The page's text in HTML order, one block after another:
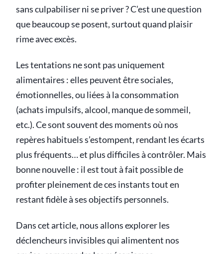
sans culpabiliser ni se priver ? C’est une question
que beaucoup se posent, surtout quand plaisir
rime avec excès.
Les tentations ne sont pas uniquement
alimentaires : elles peuvent être sociales,
émotionnelles, ou liées à la consommation
(achats impulsifs, alcool, manque de sommeil,
etc.). Ce sont souvent des moments où nos
repères habituels s’estompent, rendant les écarts
plus fréquents… et plus difficiles à contrôler. Mais
bonne nouvelle : il est tout à fait possible de
profiter pleinement de ces instants tout en
restant fidèle à ses objectifs personnels.
Dans cet article, nous allons explorer les
déclencheurs invisibles qui alimentent nos